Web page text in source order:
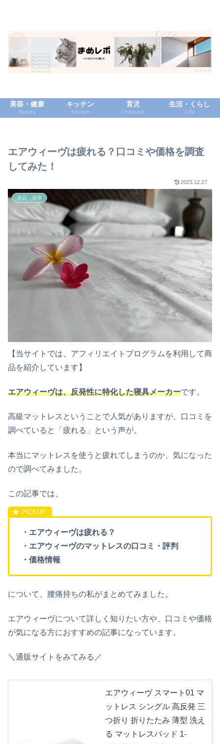
美容・健康
Beauty
キッチン
Kitchen
育児
Childcare
生活・くらし
Life
エアウィーヴは疲れる？口コミや価格を調査
してみた！
2023.12.27
美容・健康
【当サイトでは、アフィリエイトプログラムを利用して商
品を紹介しています】
エアウィーヴは、反発性に特化した寝具メーカーです。
高級マットレスということで人気がありますが、口コミを
調べていると「疲れる」という声が。
本当にマットレスを使うと疲れてしまうのか、気になった
ので調べてみました。
この記事では、
・エアウィーヴは疲れる？
・エアウィーヴのマットレスの口コミ・評判
・価格情報
について、腰痛持ちの私がまとめてみました。
エアウィーヴについて詳しく知りたい方や、口コミや価格
が気になる方におすすめの記事になっています。
＼通販サイトをみてみる／
エアウィーヴ スマート01 マ
ットレス シングル 高反発 三
つ折り 折りたたみ 薄型 洗え
る マットレスパッド 1-